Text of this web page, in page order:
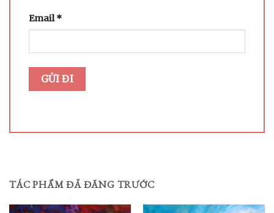
Email*
TÁC PHẨM ĐÃ ĐĂNG TRƯỚC